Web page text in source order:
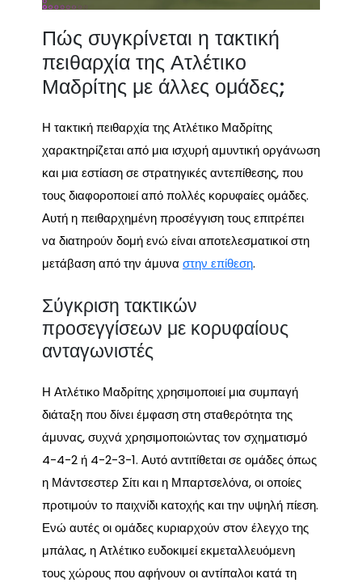
Πώς συγκρίνεται η τακτική
πειθαρχία της Ατλέτικο
Μαδρίτης με άλλες ομάδες;
Η τακτική πειθαρχία της Ατλέτικο Μαδρίτης
χαρακτηρίζεται από μια ισχυρή αμυντική οργάνωση
και μια εστίαση σε στρατηγικές αντεπίθεσης, που
τους διαφοροποιεί από πολλές κορυφαίες ομάδες.
Αυτή η πειθαρχημένη προσέγγιση τους επιτρέπει
να διατηρούν δομή ενώ είναι αποτελεσματικοί στη
μετάβαση από την άμυνα στην επίθεση.
Σύγκριση τακτικών
προσεγγίσεων με κορυφαίους
ανταγωνιστές
Η Ατλέτικο Μαδρίτης χρησιμοποιεί μια συμπαγή
διάταξη που δίνει έμφαση στη σταθερότητα της
άμυνας, συχνά χρησιμοποιώντας τον σχηματισμό
4-4-2 ή 4-2-3-1. Αυτό αντιτίθεται σε ομάδες όπως
η Μάντσεστερ Σίτι και η Μπαρτσελόνα, οι οποίες
προτιμούν το παιχνίδι κατοχής και την υψηλή πίεση.
Ενώ αυτές οι ομάδες κυριαρχούν στον έλεγχο της
μπάλας, η Ατλέτικο ευδοκιμεί εκμεταλλευόμενη
τους χώρους που αφήνουν οι αντίπαλοι κατά τη